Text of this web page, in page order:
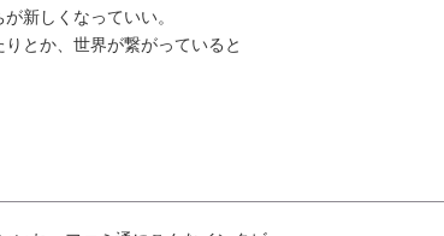
新しくなっていい。
とか、世界が繋がっていると